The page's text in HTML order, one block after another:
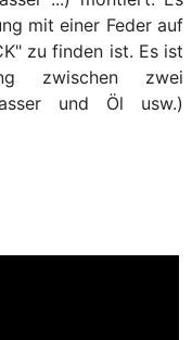
mit einer Feder auf
zu finden ist. Es ist
zwischen zwei
und Öl usw.)